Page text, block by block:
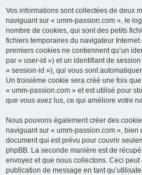
Vos informations sont collectées de deux
naviguant sur « umm-passion.com », le
nombre de cookies, qui sont des petits
fichiers temporaires du navigateur
premiers cookies ne contiennent qu’un
par « user-id ») et un identifiant de
« session-id »), qui vous sont
Un troisième cookie sera créé une fois
« umm-passion.com » et est utilisé pour
que vous avez lus, ce qui améliore votre
Nous pouvons également créer des
naviguant sur « umm-passion.com »,
document qui est prévu pour couvrir
phpBB. La seconde manière est de
envoyez et que nous collectons. Ceci peut
publication de message en tant